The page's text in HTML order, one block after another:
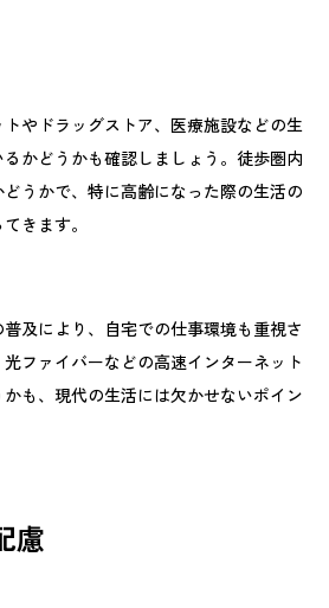
やドラッグストア、医療施設などの生
かどうかも確認しましょう。徒歩圏内
うかで、特に高齢になった際の生活の
きます。
及により、自宅での仕事環境も重視さ
ファイバーなどの高速インターネット
も、現代の生活には欠かせないポイン
慮